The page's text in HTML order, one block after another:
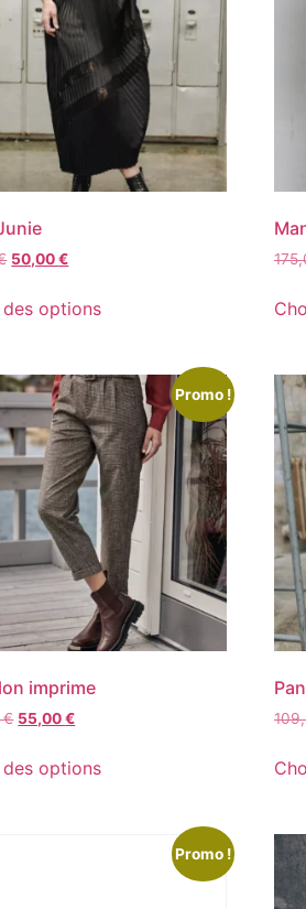
50,00€
options
Promo !
imprime
€ 55,00€
options
Promo !